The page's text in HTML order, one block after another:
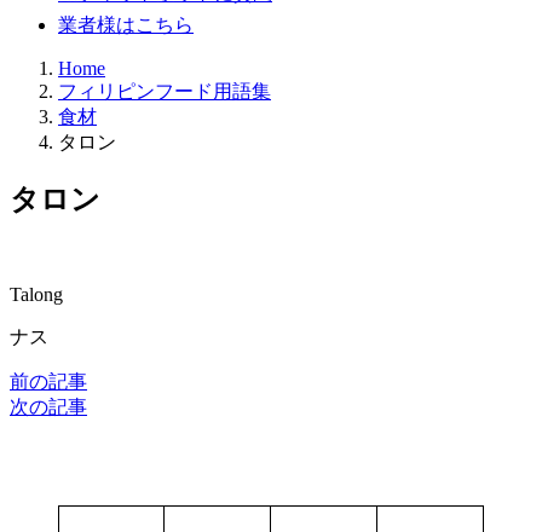
業者様はこちら
Home
フィリピンフード用語集
食材
タロン
タロン
Talong
ナス
前の記事
次の記事